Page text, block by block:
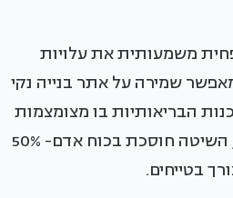
משמעותית את עלויות
שמירה על אתר בנייה נקי
הבריאותיות בו מצומצמות
באופן משמעותי. כמו כן, השיטה חוסכת בכוח אדם- 50%
בטייחים.